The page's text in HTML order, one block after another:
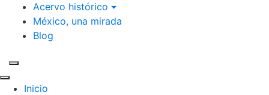
Acervo histórico
México, una mirada
Blog
Inicio